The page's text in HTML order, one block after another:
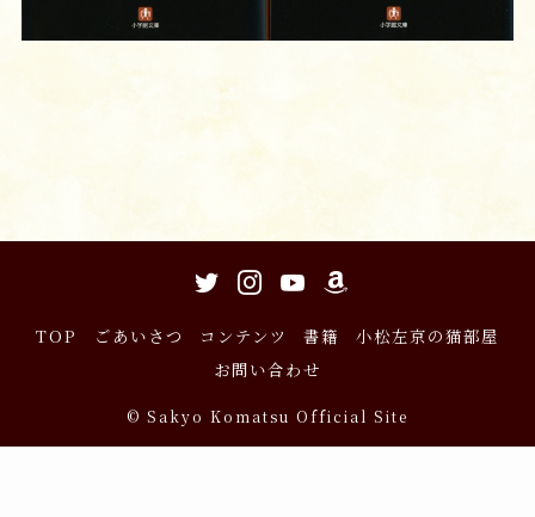
TOP ごあいさつ コンテンツ 書籍
小松左京の猫部屋
お問い合わせ
© Sakyo Komatsu Official Site